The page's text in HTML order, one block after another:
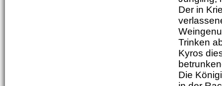
Der in
Trinken
Kyros
Die